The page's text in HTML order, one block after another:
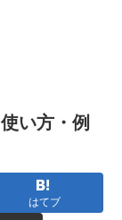
い方・例
はてブ